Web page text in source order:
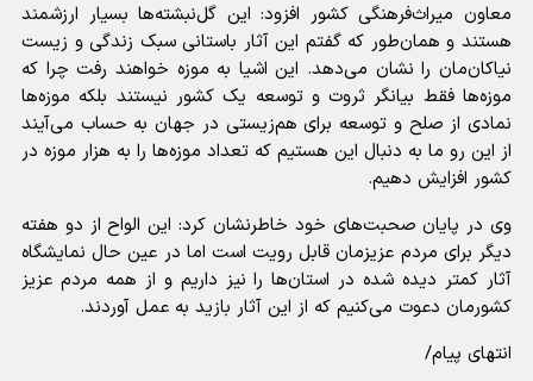
معاون میراث‌فرهنگی کشور افزود: این گل‌نبشته‌ها بسیار ارزشمند
هستند و همان‌طور که گفتم این آثار باستانی سبک زندگی و زیست
نیاکان‌مان را نشان می‌دهد. این اشیا به موزه خواهند رفت چرا که
موزه‌ها فقط بیانگر ثروت و توسعه یک کشور نیستند بلکه موزه‌ها
نمادی از صلح و توسعه برای هم‌زیستی در جهان به حساب می‌آیند
از این رو ما به دنبال این هستیم که تعداد موزه‌ها را به هزار موزه در
کشور افزایش دهیم.
وی در پایان صحبت‌های خود خاطرنشان کرد: این الواح از دو هفته
دیگر برای مردم عزیزمان قابل رویت است اما در عین حال نمایشگاه
آثار کمتر دیده شده در استان‌ها را نیز داریم و از همه مردم عزیز
کشورمان دعوت می‌کنیم که از این آثار بازید به عمل آوردند.
انتهای پیام/